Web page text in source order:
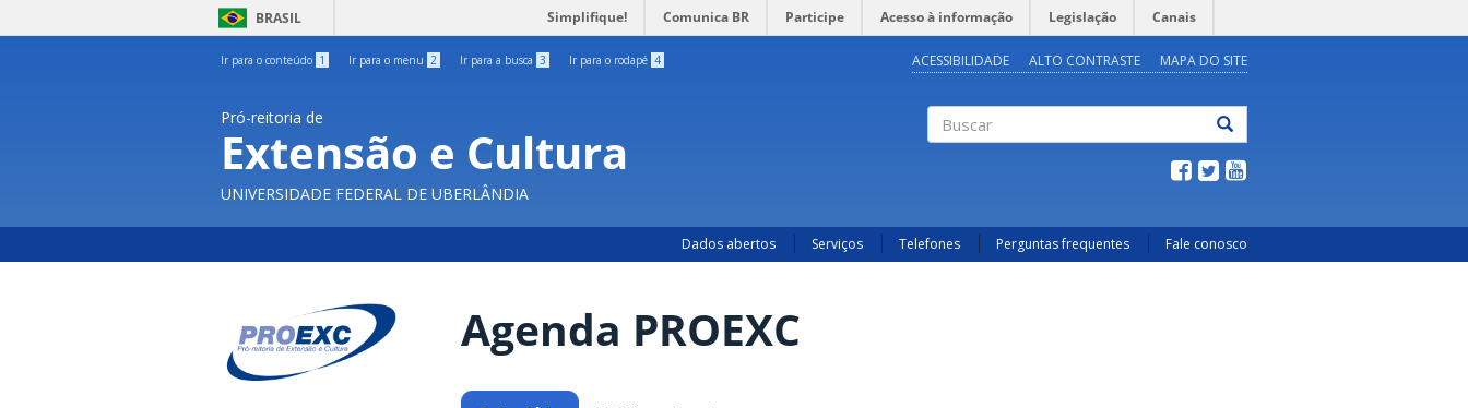
BRASIL Simplifique! Comunica BR Participe Acesso à informação Legislação Canais
Ir para o conteúdo 1 Ir para o menu 2 Ir para a busca 3 Ir para o rodapé 4 ACESSIBILIDADE ALTO CONTRASTE MAPA DO SITE
Pró-reitoria de
Extensão e Cultura
UNIVERSIDADE FEDERAL DE UBERLÂNDIA
Dados abertos Serviços Telefones Perguntas frequentes Fale conosco
Agenda PROEXC